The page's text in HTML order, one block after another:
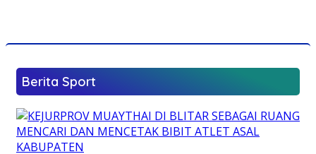
Berita Sport